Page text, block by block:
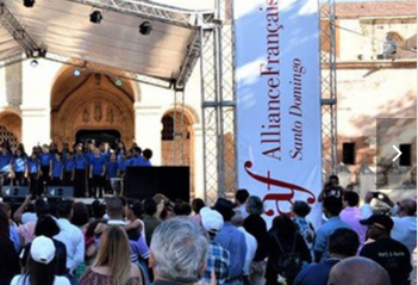
next
slide